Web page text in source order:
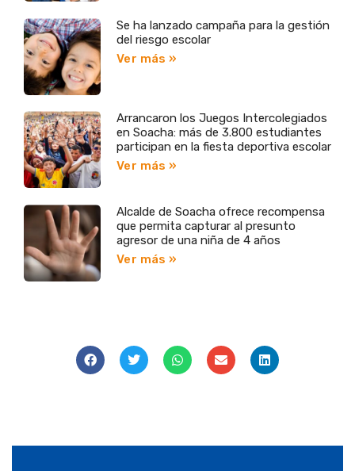
Se ha lanzado campaña para la gestión
del riesgo escolar
Ver más »
Arrancaron los Juegos Intercolegiados
en Soacha: más de 3.800 estudiantes
participan en la fiesta deportiva escolar
Ver más »
Alcalde de Soacha ofrece recompensa
que permita capturar al presunto
agresor de una niña de 4 años
Ver más »